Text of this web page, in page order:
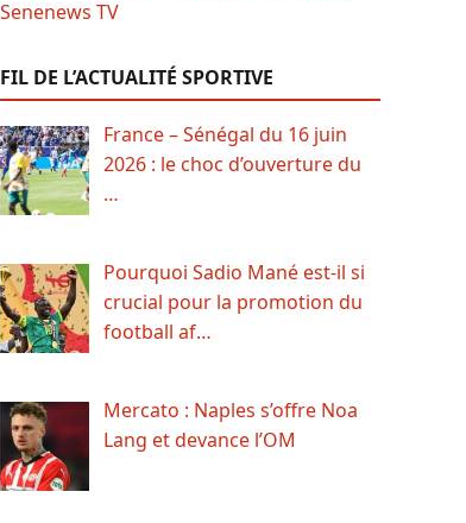
FIL DE L’ACTUALITÉ SPORTIVE
France – Sénégal du 16 juin
2026 : le choc d’ouverture du
…
Pourquoi Sadio Mané est-il si
crucial pour la promotion du
football af…
Mercato : Naples s’offre Noa
Lang et devance l’OM